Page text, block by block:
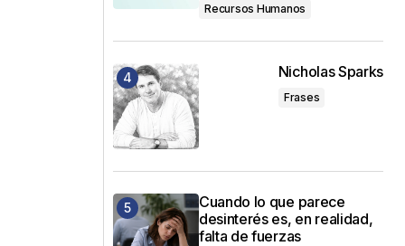
Recursos Humanos
Nicholas Sparks
Frases
Cuando lo que parece
desinterés es, en realidad,
falta de fuerzas